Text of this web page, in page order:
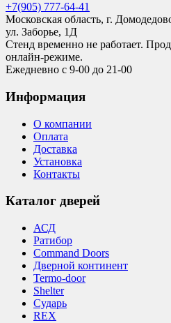
+7(905) 777-64-41
Московская область, г.
ул. Заборье, 1Д
Стенд временно не работает.
онлайн-режиме.
Ежедневно с 9-00 до 21-00
Информация
О компании
Оплата
Доставка
Установка
Контакты
Каталог дверей
АСД
Ратибор
Command Doors
Дверной континент
Termo-door
Shelter
Сударь
REX